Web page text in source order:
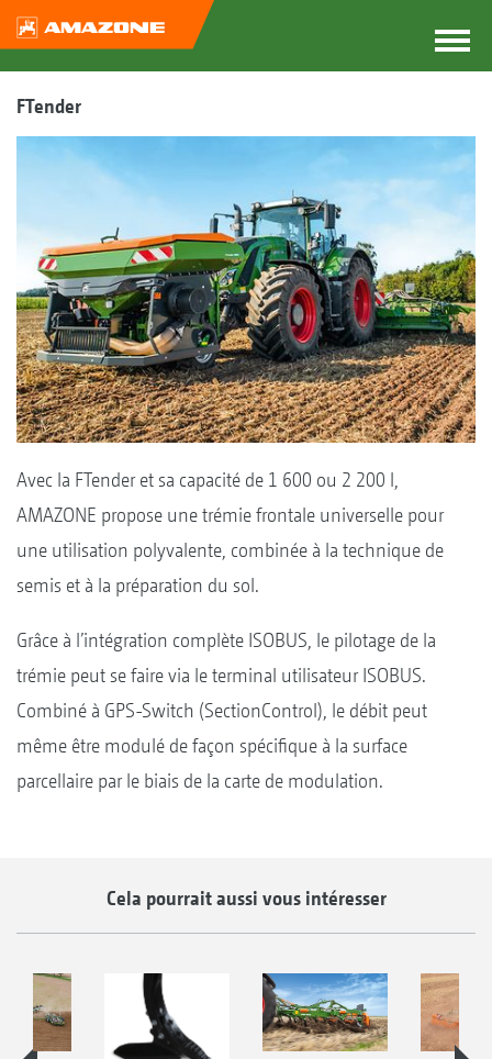
FTender
Avec la FTender et sa capacité de 1 600 ou 2 200 l,
AMAZONE propose une trémie frontale universelle pour
une utilisation polyvalente, combinée à la technique de
semis et à la préparation du sol.
Grâce à l’intégration complète ISOBUS, le pilotage de la
trémie peut se faire via le terminal utilisateur ISOBUS.
Combiné à GPS-Switch (SectionControl), le débit peut
même être modulé de façon spécifique à la surface
parcellaire par le biais de la carte de modulation.
Cela pourrait aussi vous intéresser